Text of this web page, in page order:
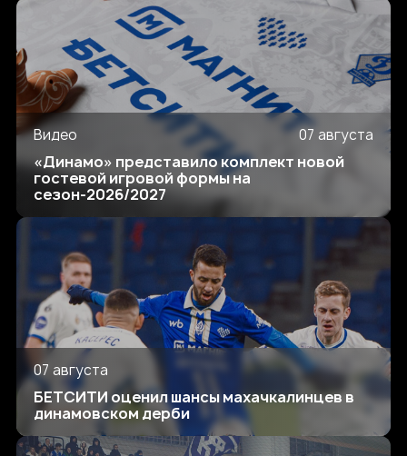
Видео 07 августа
«Динамо» представило комплект новой
гостевой игровой формы на
сезон-2026/2027
07 августа
БЕТСИТИ оценил шансы махачкалинцев в
динамовском дерби